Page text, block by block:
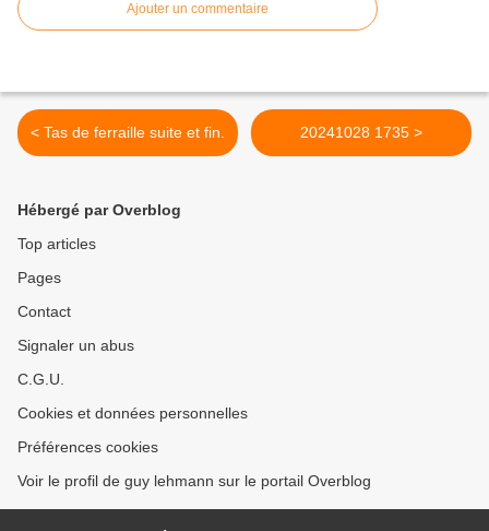
Ajouter un commentaire
< Tas de ferraille suite et fin. 20241028 1735 >
Hébergé par Overblog
Top articles
Pages
Contact
Signaler un abus
C.G.U.
Cookies et données personnelles
Préférences cookies
Voir le profil de guy lehmann sur le portail Overblog